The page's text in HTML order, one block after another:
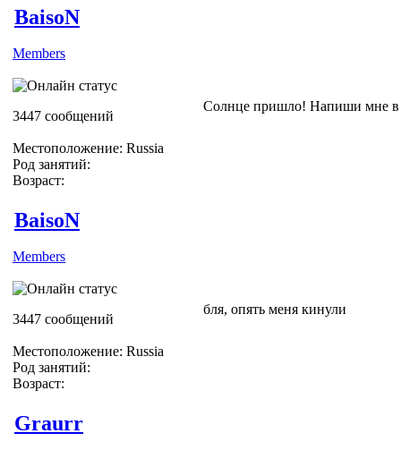
BaisoN
Members
3447 сообщений
Местоположение: Russia
Род занятий:
Возраст:
Солнце пришло! Напиши мне в
BaisoN
Members
3447 сообщений
Местоположение: Russia
Род занятий:
Возраст:
бля, опять меня кинули
Graurr